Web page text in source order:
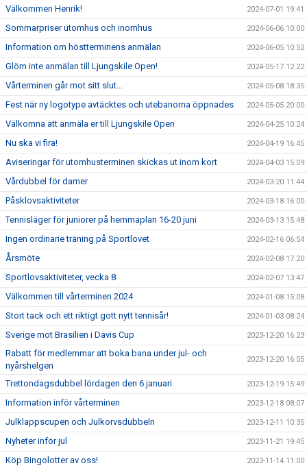
Välkommen Henrik! 2024-07-01 19:41
Sommarpriser utomhus och inomhus 2024-06-06 10:00
Information om höstterminens anmälan 2024-06-05 10:52
Glöm inte anmälan till Ljungskile Open! 2024-05-17 12:22
Vårterminen går mot sitt slut... 2024-05-08 18:35
Fest när ny logotype avtäcktes och utebanorna öppnades 2024-05-05 20:00
Välkomna att anmäla er till Ljungskile Open 2024-04-25 10:24
Nu ska vi fira! 2024-04-19 16:45
Aviseringar för utomhusterminen skickas ut inom kort 2024-04-03 15:09
Vårdubbel för damer 2024-03-20 11:44
Påsklovsaktiviteter 2024-03-18 16:00
Tennisläger för juniorer på hemmaplan 16-20 juni 2024-03-13 15:48
Ingen ordinarie träning på Sportlovet 2024-02-16 06:54
Årsmöte 2024-02-08 17:20
Sportlovsaktiviteter, vecka 8 2024-02-07 13:47
Välkommen till vårterminen 2024 2024-01-08 15:08
Stort tack och ett riktigt gott nytt tennisår! 2024-01-03 08:24
Sverige mot Brasilien i Davis Cup 2023-12-20 16:23
Rabatt för medlemmar att boka bana under jul- och
nyårshelgen
2023-12-20 16:05
Trettondagsdubbel lördagen den 6 januari 2023-12-19 15:49
Information inför vårterminen 2023-12-18 08:07
Julklappscupen och Julkorvsdubbeln 2023-12-11 10:35
Nyheter inför jul 2023-11-21 19:45
Köp Bingolotter av oss! 2023-11-14 11:00